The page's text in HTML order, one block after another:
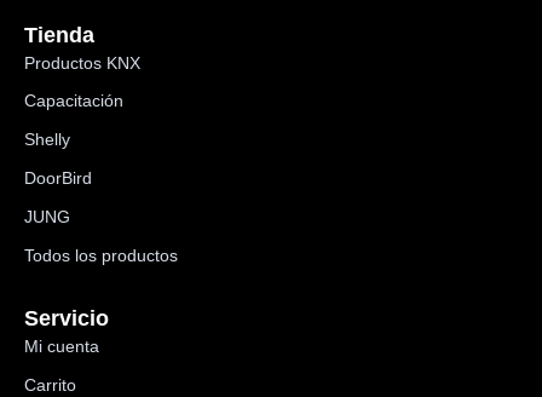
Tienda
Productos KNX
Capacitación
Shelly
DoorBird
JUNG
Todos los productos
Servicio
Mi cuenta
Carrito